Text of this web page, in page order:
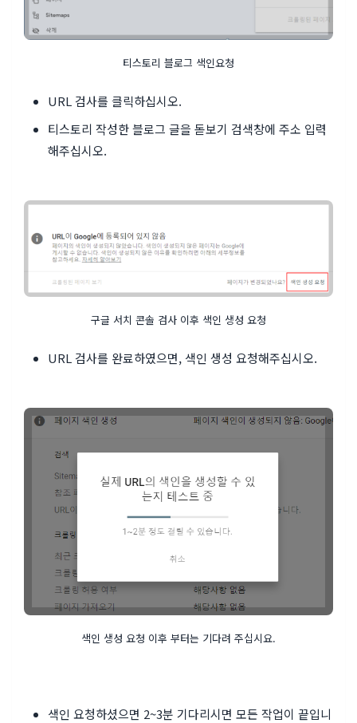
티스토리 블로그 색인요청
URL 검사를 클릭하십시오.
티스토리 작성한 블로그 글을 돋보기 검색창에 주소 입력
해주십시오.
구글 서치 콘솔 검사 이후 색인 생성 요청
URL 검사를 완료하였으면, 색인 생성 요청해주십시오.
색인 생성 요청 이후 부터는 기다려 주십시요.
색인 요청하셨으면 2~3분 기다리시면 모든 작업이 끝입니